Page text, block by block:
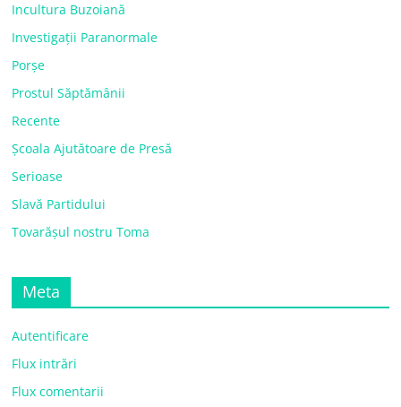
Incultura Buzoiană
Investigații Paranormale
Porșe
Prostul Săptămânii
Recente
Școala Ajutătoare de Presă
Serioase
Slavă Partidului
Tovarășul nostru Toma
Meta
Autentificare
Flux intrări
Flux comentarii